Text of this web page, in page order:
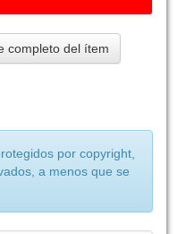
completo del ítem
por copyright,
a menos que se